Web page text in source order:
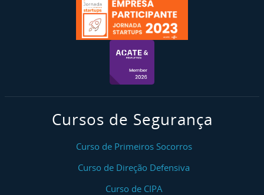
Cursos de Segurança
Curso de Primeiros Socorros
Curso de Direção Defensiva
Curso de CIPA